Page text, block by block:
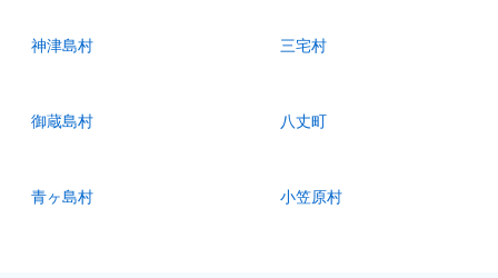
神津島村 三宅村
御蔵島村 八丈町
青ヶ島村 小笠原村